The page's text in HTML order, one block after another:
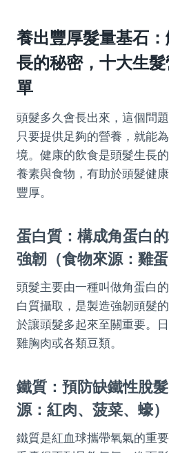
養出豐厚髮量基石
長的秘密，十大生
單
頭髮多久會長出來，這個問
只要提供足夠的營養，就能
境。健康的飲食是頭髮生長
養素與食物，有助於頭髮健
豐厚。
蛋白質：構成角蛋白
強韌（食物來源：雞
頭髮主要由一種叫做角蛋白
白質攝取，是製造強韌頭髮
於讓頭髮多起來至關重要。
雞胸肉或各類豆類。
鐵質：預防缺鐵性脫
源：紅肉、菠菜、蠔）
鐵質是紅血球攜帶氧氣的重